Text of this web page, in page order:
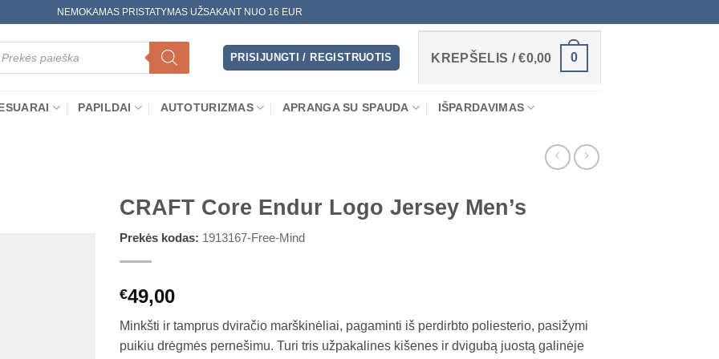
NEMOKAMAS PRISTATYMAS UŽSAKANT NUO 16 EUR
PRISIJUNGTI / REGISTRUOTIS KREPŠELIS /€0,00 0
PAPILDAI AUTOTURIZMAS APRANGA SU SPAUDA IŠPARDAVIMAS
CRAFT Core Endur Logo Jersey Men’s
Prekės kodas: 1913167-Free-Mind
€49,00
Minkšti ir tamprus dviračio marškinėliai, pagaminti iš perdirbto poliesterio, pasižymi
puikiu drėgmės pernešimu. Turi tris užpakalines kišenes ir dvigubą juostą galinėje